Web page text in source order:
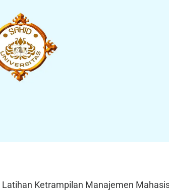
Latihan Ketrampilan Manajemen